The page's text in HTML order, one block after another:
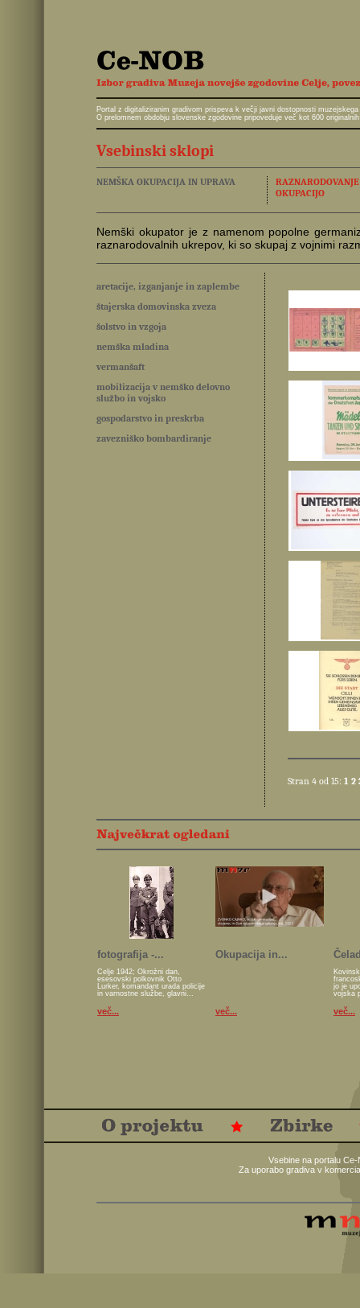
Portal z digitaliziranim gradivom prispeva k večji javni dostopnosti
O prelomnem obdobju slovenske zgodovine pripoveduje več kot 600
Vsebinski sklopi
NEMŠKA OKUPACIJA IN UPRAVA
OKUPACIJO
Nemški okupator je z namenom popolne
raznarodovalnih ukrepov, ki so skupaj z vojnimi
aretacije, izganjanje in zaplembe
štajerska domovinska zveza
šolstvo in vzgoja
nemška mladina
vermanšaft
mobilizacija v nemško delovno
službo in vojsko
gospodarstvo in preskrba
zavezniško bombardiranje
Stran 4 od 15: 1 2
fotografija -...
Celje 1942; Okrožni dan,
esesovski polkovnik Otto
Lurker, komandant urada policije
in varnostne službe, glavni...
več...
Okupacija in...
več...
jo je
vojska
več...
Vsebine na portalu
Za uporabo gradiva v